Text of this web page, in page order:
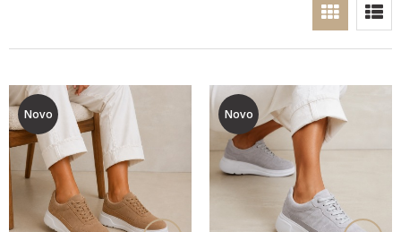
Novo Novo